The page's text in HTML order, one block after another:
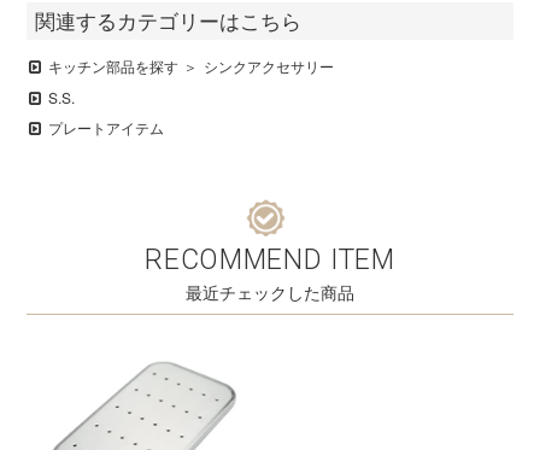
関連するカテゴリーはこちら
キッチン部品を探す
シンクアクセサリー
S.S.
プレートアイテム
RECOMMEND ITEM
最近チェックした商品